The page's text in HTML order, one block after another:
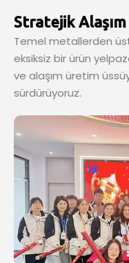
Stratejik
Temel metallerden
eksiksiz bir ürün
ve alaşım üretim
sürdürüyoruz.